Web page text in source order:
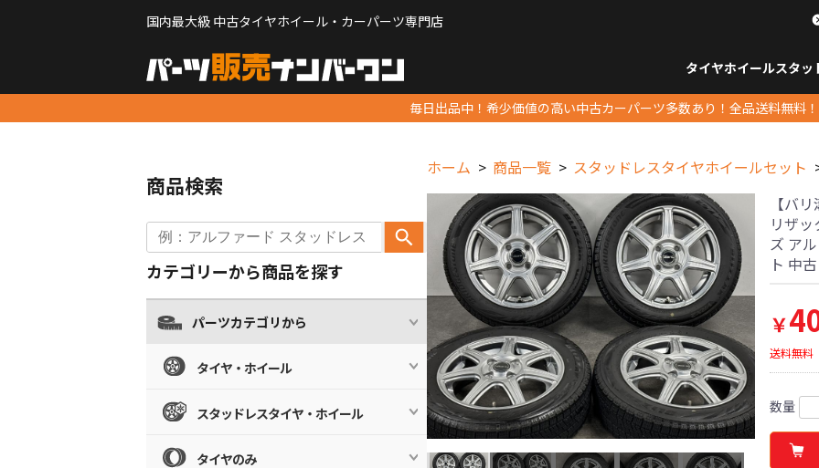
国内最大級 中古タイヤホイール・カーパーツ専門店
タイヤホイールスタッ
毎日出品中！希少価値の高い中古カーパーツ多数あり！全品送料無料！
ホーム 商品一覧 スタッドレスタイヤホイールセット
【バ
リザ
ズ ア
ト 中
￥
送料無料
数量
商品検索
カテゴリーから商品を探す
パーツカテゴリから
タイヤ・ホイール
スタッドレスタイヤ・ホイール
タイヤのみ